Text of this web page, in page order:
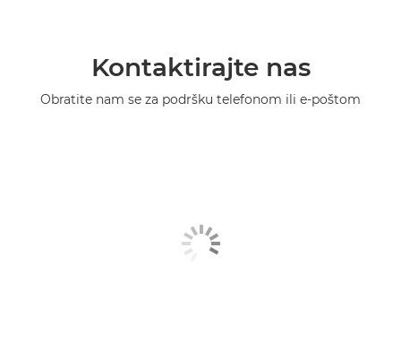
Kontaktirajte nas
Obratite nam se za podršku telefonom ili e-poštom